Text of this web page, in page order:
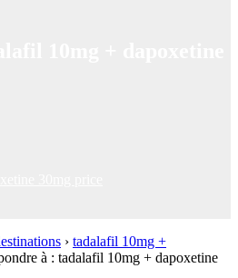
› tadalafil 10mg +
à : tadalafil 10mg + dapoxetine